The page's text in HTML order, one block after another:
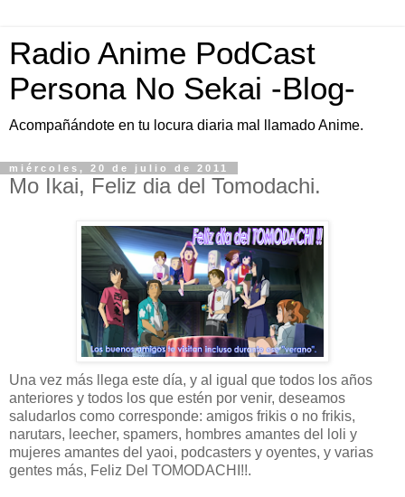
Radio Anime PodCast
Persona No Sekai -Blog-
Acompañándote en tu locura diaria mal llamado Anime.
miércoles, 20 de julio de 2011
Mo Ikai, Feliz dia del Tomodachi.
Una vez más llega este día, y al igual que todos los años
anteriores y todos los que estén por venir, deseamos
saludarlos como corresponde: amigos frikis o no frikis,
narutars, leecher, spamers, hombres amantes del loli y
mujeres amantes del yaoi, podcasters y oyentes, y varias
gentes más, Feliz Del TOMODACHI!!.